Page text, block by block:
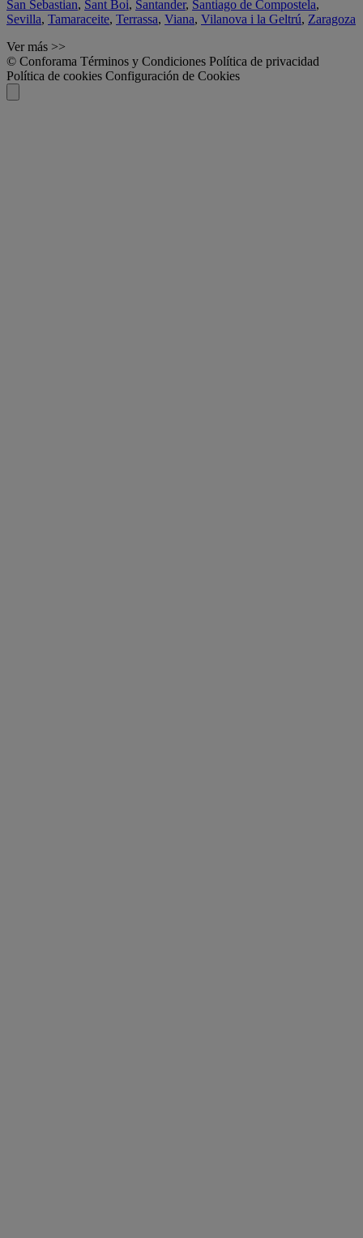
San Sebastian, Sant Boi, Santander, Santiago de Compostela,
Sevilla, Tamaraceite, Terrassa, Viana, Vilanova i la Geltrú, Zaragoza
Ver más >>
© Conforama Términos y Condiciones Política de privacidad
Política de cookies Configuración de Cookies